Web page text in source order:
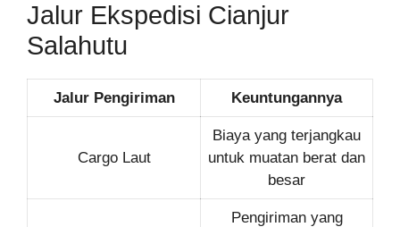
Jalur Ekspedisi Cianjur
Salahutu
Jalur Pengiriman Keuntungannya
Cargo Laut
Biaya yang terjangkau
untuk muatan berat dan
besar
Pengiriman yang